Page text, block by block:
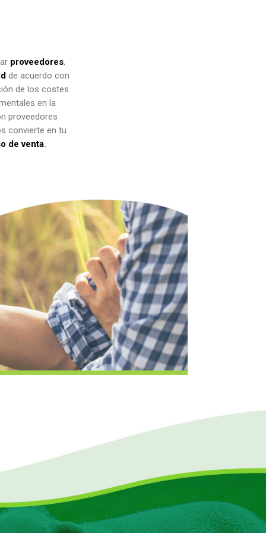
proveedores,
de acuerdo con
de los costes
en la
proveedores
convierte en tu
de venta.